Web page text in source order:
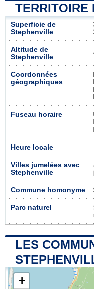
TERRITOIRE
Superficie de
Stephenville
Altitude de
Stephenville
Coordonnées
géographiques
Fuseau horaire
Heure locale
Villes jumelées avec
Stephenville
Commune homonyme
Parc naturel
LES
+